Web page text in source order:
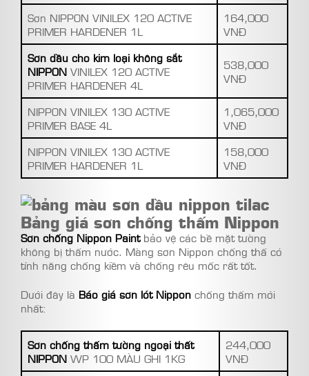
Sơn NIPPON VINILEX 120 ACTIVE
PRIMER HARDENER 1L
164,000
VNĐ
Sơn dầu cho kim loại không sắt
NIPPON VINILEX 120 ACTIVE
PRIMER HARDENER 4L
538,000
VNĐ
NIPPON VINILEX 130 ACTIVE
PRIMER BASE 4L
1,065,000
VNĐ
NIPPON VINILEX 130 ACTIVE
PRIMER HARDENER 1L
158,000
VNĐ
Bảng giá sơn chống thấm Nippon
Sơn chống Nippon Paintbảo vệ các bề mặt tường
không bị thấm nước. Màng sơn Nippon chống thấ có
tính năng chống kiềm và chống rêu mốc rất tốt.
Dưới đây là Báo giá sơn lót Nippon chống thấm mới
nhất:
Sơn chống thấm tường ngoại thất
NIPPON WP 100 MÀU GHI 1KG
244,000
VNĐ